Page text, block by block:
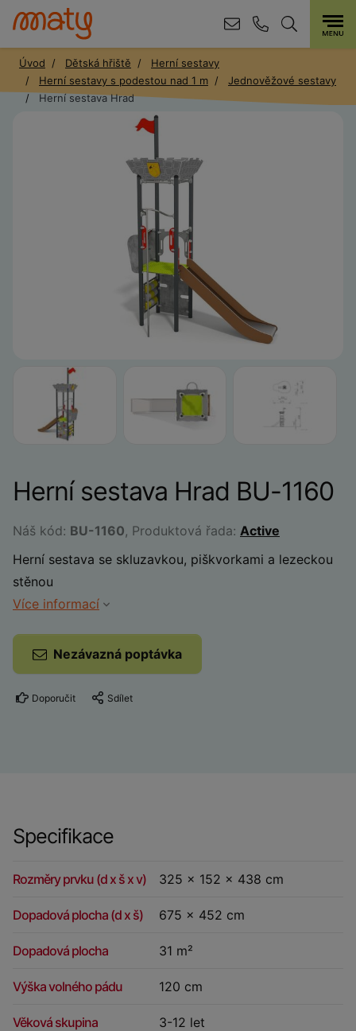
Úvod Dětská hřiště
Herní sestavy
Herní sestavy s podestou nad 1 m
Jednověžové sestavy
Herní sestava Hrad
Herní sestava Hrad BU-1160
Náš kód: BU-1160, Produktová řada: Active
Herní sestava se skluzavkou, piškvorkami a lezeckou
stěnou
Více informací
Nezávazná poptávka
Doporučit Sdílet
Specifikace
Rozměry prvku (d x š x v) 325 x 152 x 438 cm
Dopadová plocha (d x š) 675 x 452 cm
Dopadová plocha 31 m²
Výška volného pádu 120 cm
Věková skupina 3-12 let